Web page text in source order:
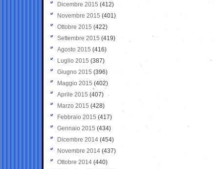
Dicembre 2015 (412)
Novembre 2015 (401)
Ottobre 2015 (422)
Settembre 2015 (419)
Agosto 2015 (416)
Luglio 2015 (387)
Giugno 2015 (396)
Maggio 2015 (402)
Aprile 2015 (407)
Marzo 2015 (428)
Febbraio 2015 (417)
Gennaio 2015 (434)
Dicembre 2014 (454)
Novembre 2014 (437)
Ottobre 2014 (440)